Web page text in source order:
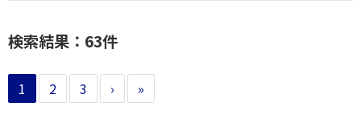
検索結果：63件
1 2 3 › »